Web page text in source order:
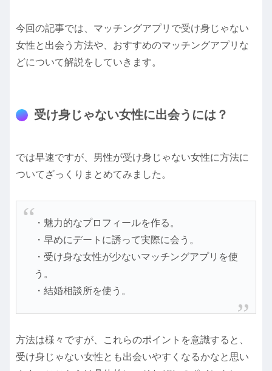
今回の記事では、マッチングアプリで受け身じゃない
女性と出会う方法や、おすすめのマッチングアプリな
どについて解説をしていきます。
受け身じゃない女性に出会うには？
では早速ですが、男性が受け身じゃない女性に方法に
ついてざっくりまとめてみました。
・魅力的なプロフィールを作る。
・早めにデートに誘って実際に会う。
・受け身な女性が少ないマッチングアプリを使
う。
・結婚相談所を使う。
方法は様々ですが、これらのポイントを意識すると、
受け身じゃない女性とも出会いやすくなるかなと思い